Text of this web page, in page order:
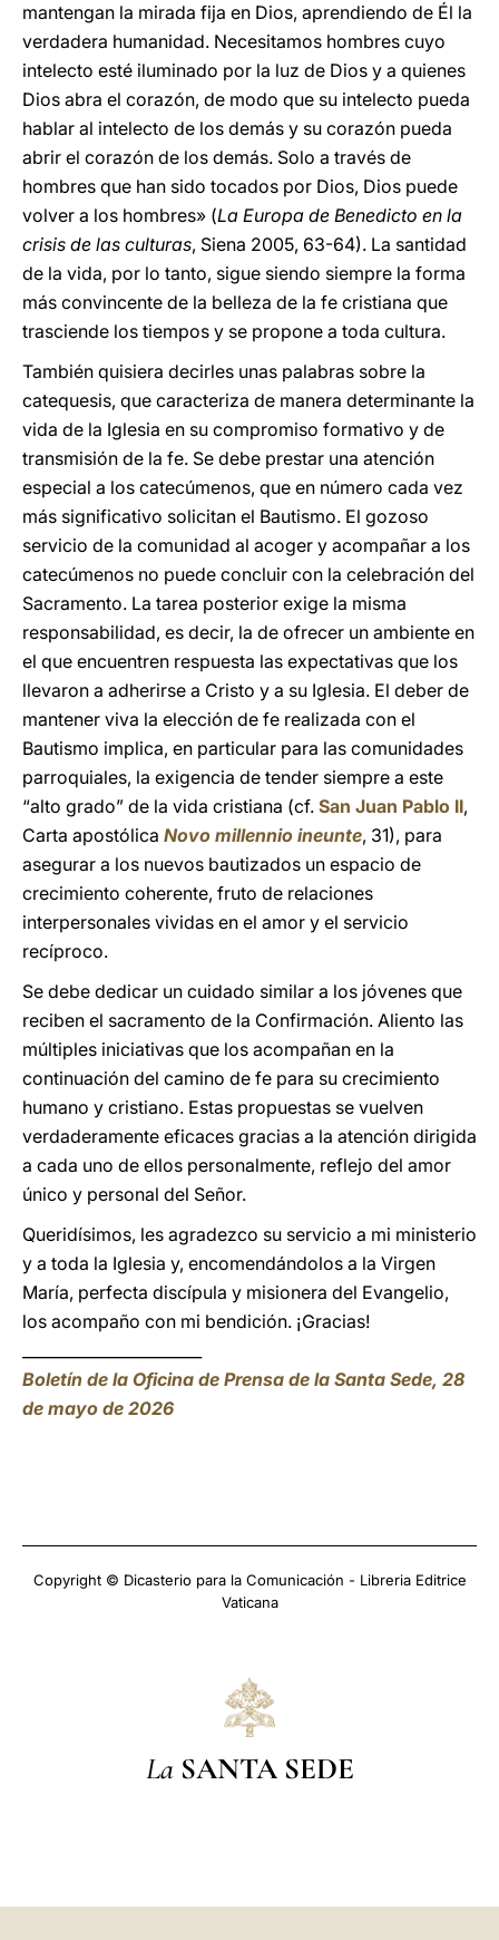
mantengan la mirada fija en Dios, aprendiendo de Él la
verdadera humanidad. Necesitamos hombres cuyo
intelecto esté iluminado por la luz de Dios y a quienes
Dios abra el corazón, de modo que su intelecto pueda
hablar al intelecto de los demás y su corazón pueda
abrir el corazón de los demás. Solo a través de
hombres que han sido tocados por Dios, Dios puede
volver a los hombres» (La Europa de Benedicto en la
crisis de las culturas, Siena 2005, 63-64). La santidad
de la vida, por lo tanto, sigue siendo siempre la forma
más convincente de la belleza de la fe cristiana que
trasciende los tiempos y se propone a toda cultura.
También quisiera decirles unas palabras sobre la
catequesis, que caracteriza de manera determinante la
vida de la Iglesia en su compromiso formativo y de
transmisión de la fe. Se debe prestar una atención
especial a los catecúmenos, que en número cada vez
más significativo solicitan el Bautismo. El gozoso
servicio de la comunidad al acoger y acompañar a los
catecúmenos no puede concluir con la celebración del
Sacramento. La tarea posterior exige la misma
responsabilidad, es decir, la de ofrecer un ambiente en
el que encuentren respuesta las expectativas que los
llevaron a adherirse a Cristo y a su Iglesia. El deber de
mantener viva la elección de fe realizada con el
Bautismo implica, en particular para las comunidades
parroquiales, la exigencia de tender siempre a este
“alto grado” de la vida cristiana (cf. San Juan Pablo II,
Carta apostólica Novo millennio ineunte, 31), para
asegurar a los nuevos bautizados un espacio de
crecimiento coherente, fruto de relaciones
interpersonales vividas en el amor y el servicio
recíproco.
Se debe dedicar un cuidado similar a los jóvenes que
reciben el sacramento de la Confirmación. Aliento las
múltiples iniciativas que los acompañan en la
continuación del camino de fe para su crecimiento
humano y cristiano. Estas propuestas se vuelven
verdaderamente eficaces gracias a la atención dirigida
a cada uno de ellos personalmente, reflejo del amor
único y personal del Señor.
Queridísimos, les agradezco su servicio a mi ministerio
y a toda la Iglesia y, encomendándolos a la Virgen
María, perfecta discípula y misionera del Evangelio,
los acompaño con mi bendición. ¡Gracias!
Boletín de la Oficina de Prensa de la Santa Sede, 28
de mayo de 2026
Copyright © Dicasterio para la Comunicación - Libreria Editrice
Vaticana
La SANTA SEDE